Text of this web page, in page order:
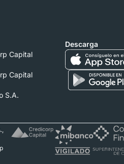
Capital
Capital
S.A.
Descarga